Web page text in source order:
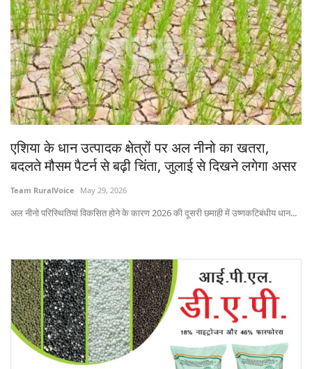
International
Rural Dialogue
Ground Report
Rural Connect
Gallery
National
Latest News
Awards 2022
Agri Start-Ups
Language
English Hindi
एशिया के धान उत्पादक क्षेत्रों पर अल नीनो का खतरा,
बदलते मौसम पैटर्न से बढ़ी चिंता, जुलाई से दिखने लगेगा असर
Team RuralVoice May 29, 2026
अल नीनो परिस्थितियां विकसित होने के कारण 2026 की दूसरी छमाही में उष्णकटिबंधीय धान...